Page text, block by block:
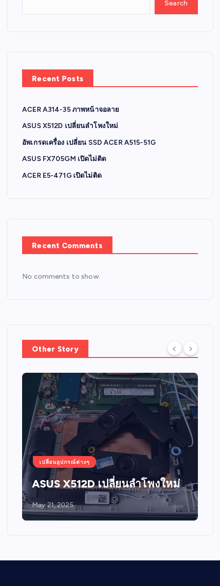
Search
Recent Posts
ACER A314-35 ภาพหน้าจอลาย
ASUS X512D เปลี่ยนลำโพงใหม่
อัพเกรดเครื่อง เปลี่ยน SSD ACER A515-51G
ASUS FX705GM เปิดไม่ติด
ACER E5-471G เปิดไม่ติด
Recent Comments
No comments to show.
Other Story
เปลี่ยนอุปกรณ์ต่างๆ
ASUS X512D เปลี่ยนลำโพงใหม่
May 21, 2025